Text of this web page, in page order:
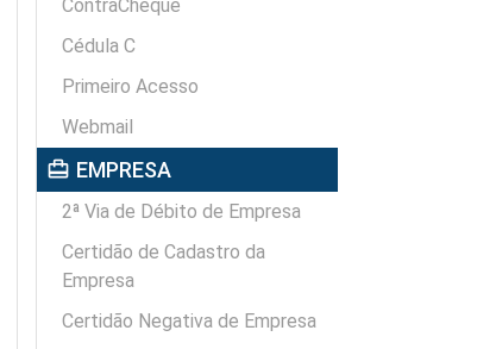
ContraCheque
Cédula C
Primeiro Acesso
Webmail
card_travel EMPRESA
2ª Via de Débito de Empresa
Certidão de Cadastro da
Empresa
Certidão Negativa de Empresa